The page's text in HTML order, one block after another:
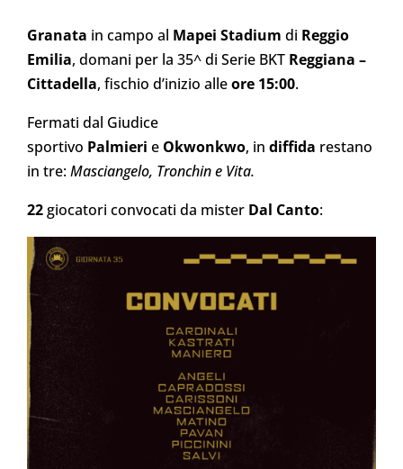
Granata in campo al Mapei Stadium di Reggio
Emilia, domani per la 35^ di Serie BKT Reggiana –
Cittadella, fischio d’inizio alleore 15:00.
Fermati dal Giudice
sportivo Palmieri e Okwonkwo, in diffida restano
in tre:Masciangelo, Tronchin e Vita.
22giocatori convocati da mister Dal Canto: